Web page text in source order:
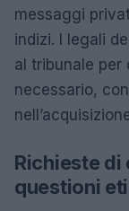
messaggi
indizi. I legali
al tribunale per
necessario,
Richieste
questioni